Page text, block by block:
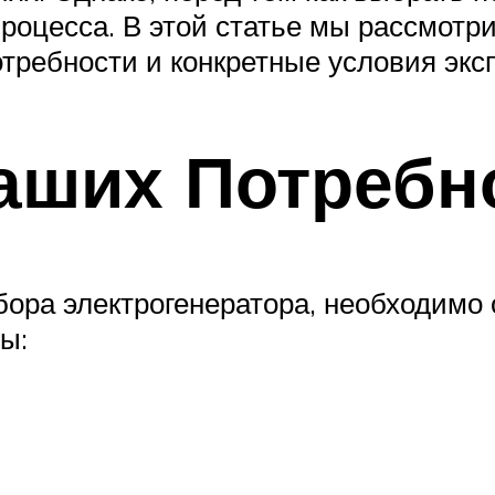
В этой статье мы
и конкретные условия
электрогенератора,